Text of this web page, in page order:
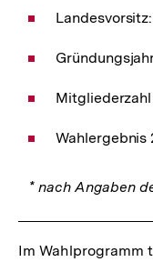
Wahlergebnis
* nach Angaben
Im Wahlprogramm